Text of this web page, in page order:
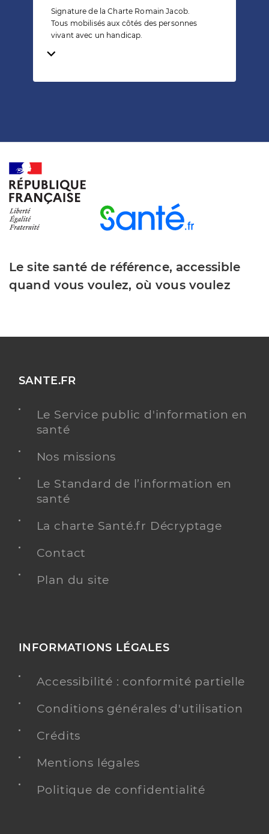
Signature de la Charte Romain Jacob.
Tous mobilisés aux côtés des personnes
vivant avec un handicap.
Temps de lecture
Le site santé de référence, accessible
quand vous voulez, où vous voulez
SANTE.FR
Le Service public d'information en
santé
Nos missions
Le Standard de l’information en
santé
La charte Santé.fr Décryptage
Contact
Plan du site
INFORMATIONS LÉGALES
Accessibilité : conformité partielle
Conditions générales d'utilisation
Crédits
Mentions légales
Politique de confidentialité